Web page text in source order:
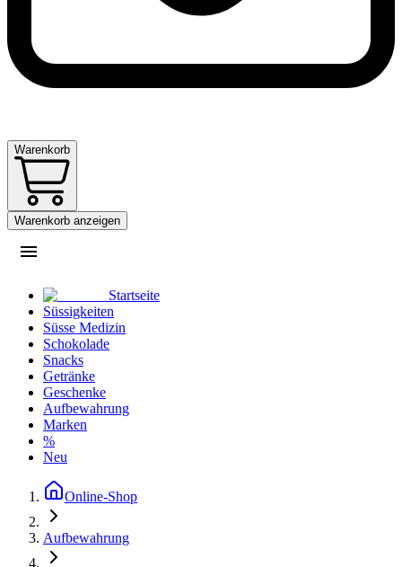
Warenkorb
Warenkorb anzeigen
Startseite
Süssigkeiten
Süsse Medizin
Schokolade
Snacks
Getränke
Geschenke
Aufbewahrung
Marken
%
Neu
Online-Shop
Aufbewahrung